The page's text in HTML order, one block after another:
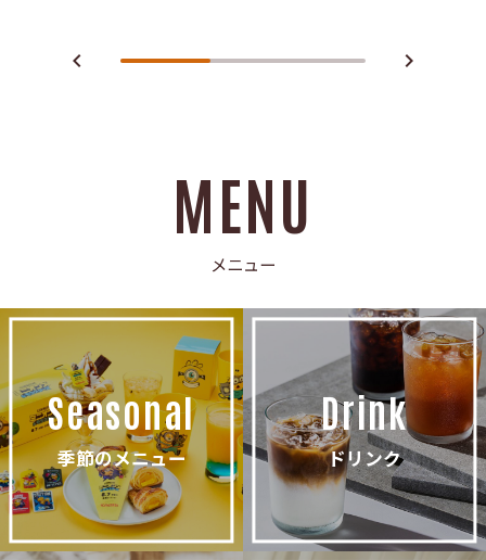
navigate_before navigate_next
MENU
メニュー
Seasonal
季節のメニュー
Drink
ドリンク